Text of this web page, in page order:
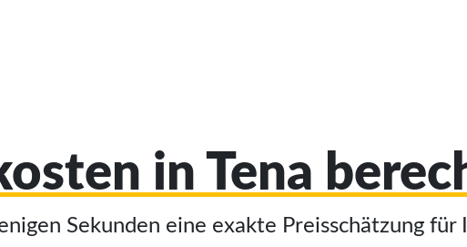
in Tena
Sekunden eine exakte Preisschätzung für